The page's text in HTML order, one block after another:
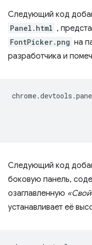
Следующий код
Panel.html ,
FontPicker.png на
разработчика и
chrome.devtools .
Следующий код
боковую панель,
озаглавленную
устанавливает её